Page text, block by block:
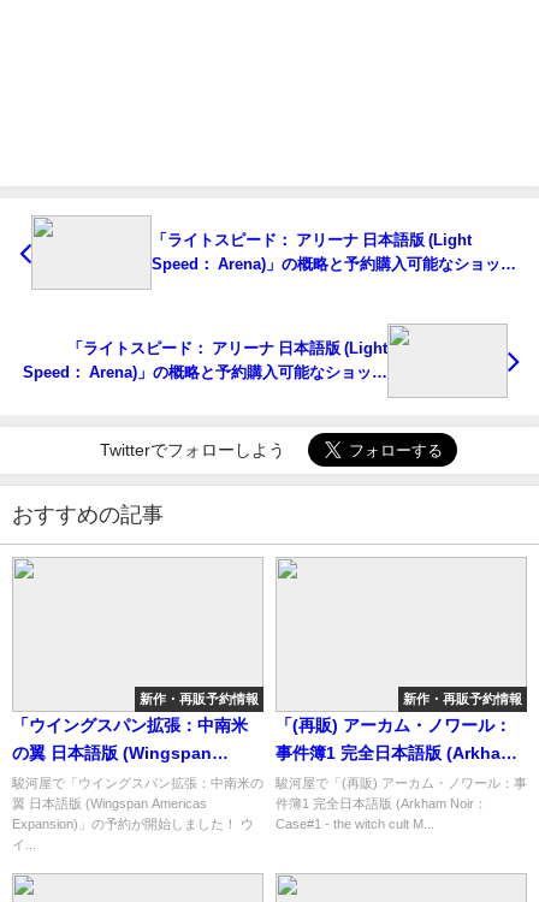
「ライトスピード： アリーナ 日本語版 (Light
Speed： Arena)」の概略と予約購入可能なショップ
「ライトスピード： アリーナ 日本語版 (Light
Speed： Arena)」の概略と予約購入可能なショップ
Twitterでフォローしよう
おすすめの記事
新作・再販予約情報
「ウイングスパン拡張：中南米
の翼 日本語版 (Wingspan
Americas Expansion)」の概略
と予約購入可能なショップ紹
介！
駿河屋で「ウイングスパン拡張：中南米の
翼 日本語版 (Wingspan Americas
Expansion)」の予約が開始しました！ ウ
イ...
新作・再販予約情報
「(再販) アーカム・ノワール：
事件簿1 完全日本語版 (Arkham
Noir：Case#1 - the witch cult
Murders)」の概略と予約購入可
駿河屋で「(再販) アーカム・ノワール：事
件簿1 完全日本語版 (Arkham Noir：
Case#1 - the witch cult M...